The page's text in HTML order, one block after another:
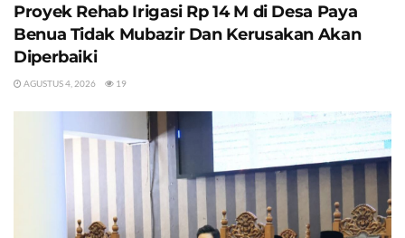
Proyek Rehab Irigasi Rp 14 M di Desa Paya
Benua Tidak Mubazir Dan Kerusakan Akan
Diperbaiki
AGUSTUS 4, 2026 19